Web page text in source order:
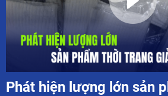
Phát hiện lượng lớn sản